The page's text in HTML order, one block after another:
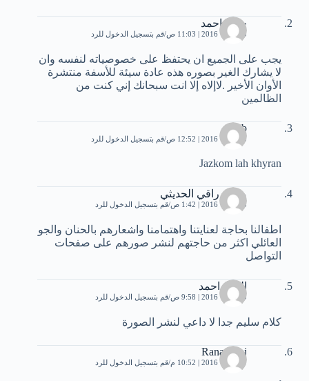
حنان احمد
3 أكتوبر، 2016 | 11:03 ص قم بتسجيل الدخول للرد
يجب على الجميع ان يحتفظ على خصوصياته لنفسه وان
لا يشارك الغير بصوره هذه عادة سيئة للأسفة منتشرة
الأوان الأخير .لاإلاه إلا انت سبحانك إني كنت من
الظالمين
zineb
5 أكتوبر، 2016 | 12:52 ص قم بتسجيل الدخول للرد
Jazkom lah khyran
محمد راقي الحديثي
5 أكتوبر، 2016 | 1:42 ص قم بتسجيل الدخول للرد
اطفالنا بحاجة لعنايتنا واهتمامنا واشعارهم بالحنان والجو
العائلي اكثر من حاجتهم لنشر صورهم على صفحات
التواصل
المعز احمد
5 أكتوبر، 2016 | 9:58 ص قم بتسجيل الدخول للرد
كلام سليم جدا لا داعي لنشر الصورة
Rana Baaj
9 أكتوبر، 2016 | 10:52 م قم بتسجيل الدخول للرد